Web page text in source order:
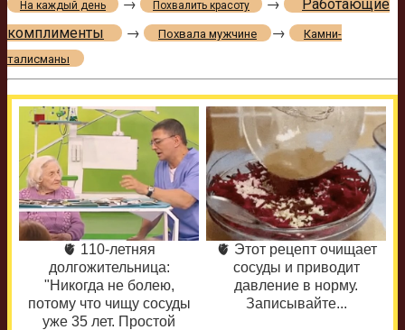
На каждый день → Похвалить красоту →
Работающие
комплименты
→ Похвала мужчине →
Камни-
талисманы
🫀 110-летняя
долгожительница:
"Никогда не болею,
потому что чищу сосуды
уже 35 лет. Простой
🫀 Этот рецепт очищает
сосуды и приводит
давление в норму.
Записывайте...